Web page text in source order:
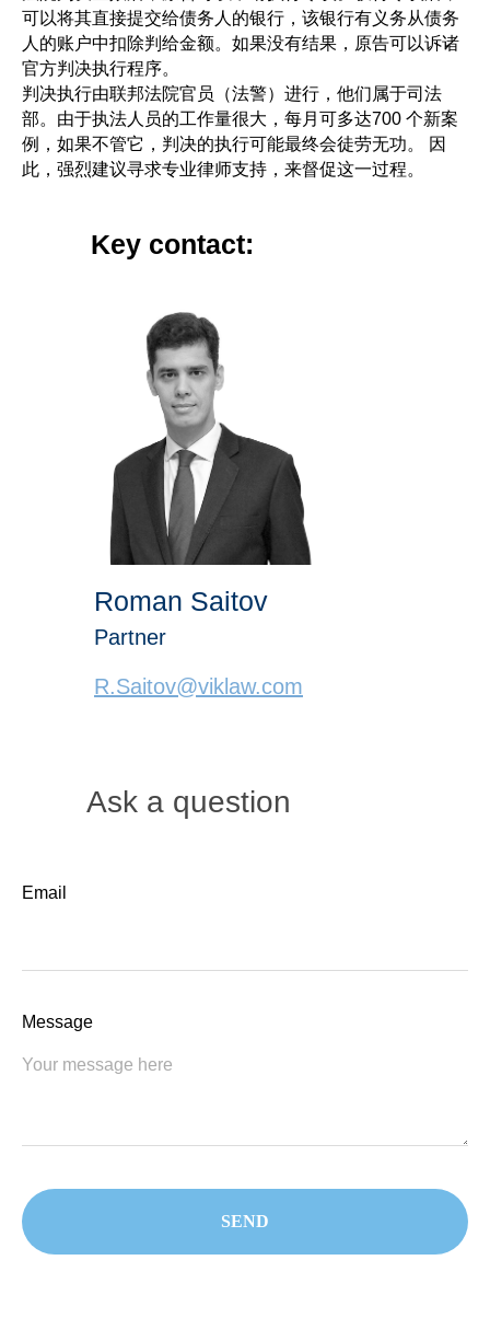
可以将其直接提交给债务人的银行，该银行有义务从债务
人的账户中扣除判给金额。如果没有结果，原告可以诉诸
官方判决执行程序。
判决执行由联邦法院官员（法警）进行，他们属于司法
部。由于执法人员的工作量很大，每月可多达700 个新案
例，如果不管它，判决的执行可能最终会徒劳无功。 因
此，强烈建议寻求专业律师支持，来督促这一过程。
Key contact:
Roman Saitov
Partner
R.Saitov@viklaw.com
Ask a question
Email
Message
SEND